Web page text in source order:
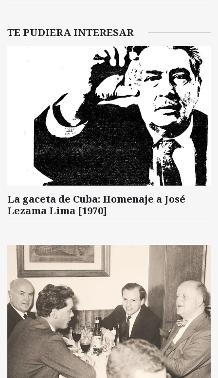
TE PUDIERA INTERESAR
La gaceta de Cuba: Homenaje a José
Lezama Lima [1970]